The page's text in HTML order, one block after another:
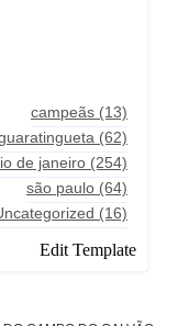
campeãs (13)
(62)
de janeiro (254)
são paulo (64)
(16)
Edit Template